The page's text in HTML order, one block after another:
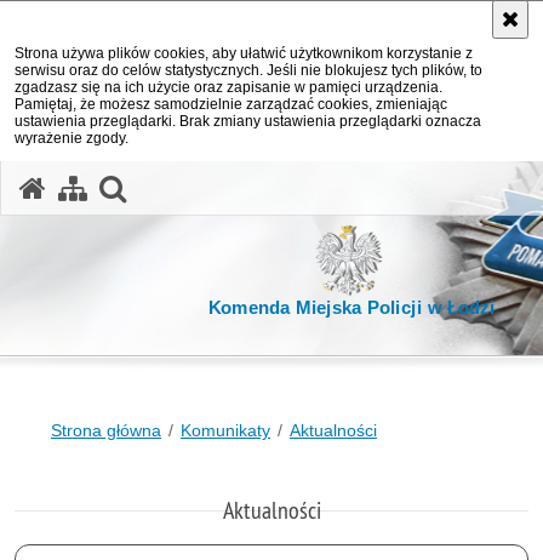
Strona używa plików cookies, aby ułatwić użytkownikom korzystanie z
serwisu oraz do celów statystycznych. Jeśli nie blokujesz tych plików, to
zgadzasz się na ich użycie oraz zapisanie w pamięci urządzenia.
Pamiętaj, że możesz samodzielnie zarządzać cookies, zmieniając
ustawienia przeglądarki. Brak zmiany ustawienia przeglądarki oznacza
wyrażenie zgody.
Komenda Miejska Policji w Łodzi
Strona główna Komunikaty Aktualności
Aktualności